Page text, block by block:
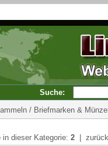
Suche:
/ Briefmarken &
in dieser Kategorie: 2 |